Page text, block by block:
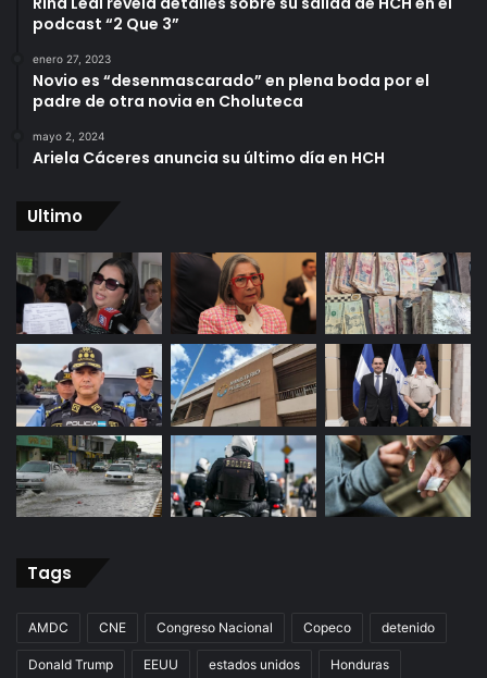
podcast “2 Que 3”
enero 27, 2023
Novio es “desenmascarado” en plena boda por el
padre de otra novia en Choluteca
mayo 2, 2024
Ariela Cáceres anuncia su último día en HCH
Ultimo
Tags
AMDC CNE Congreso Nacional Copeco detenido
Donald Trump EEUU estados unidos Honduras